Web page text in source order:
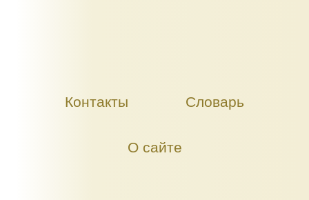
Контакты Словарь
О сайте